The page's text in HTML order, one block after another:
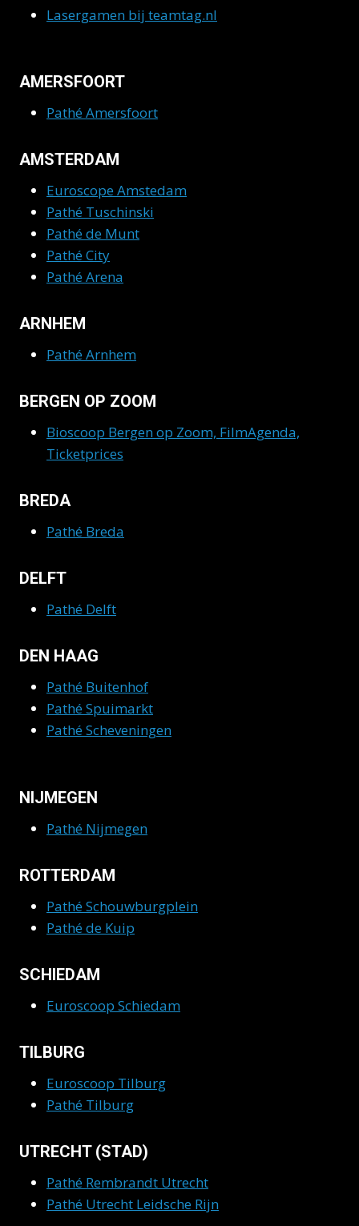
Lasergamen bij teamtag.nl
AMERSFOORT
Pathé Amersfoort
AMSTERDAM
Euroscope Amstedam
Pathé Tuschinski
Pathé de Munt
Pathé City
Pathé Arena
ARNHEM
Pathé Arnhem
BERGEN OP ZOOM
Bioscoop Bergen op Zoom, FilmAgenda,
Ticketprices
BREDA
Pathé Breda
DELFT
Pathé Delft
DEN HAAG
Pathé Buitenhof
Pathé Spuimarkt
Pathé Scheveningen
NIJMEGEN
Pathé Nijmegen
ROTTERDAM
Pathé Schouwburgplein
Pathé de Kuip
SCHIEDAM
Euroscoop Schiedam
TILBURG
Euroscoop Tilburg
Pathé Tilburg
UTRECHT (STAD)
Pathé Rembrandt Utrecht
Pathé Utrecht Leidsche Rijn